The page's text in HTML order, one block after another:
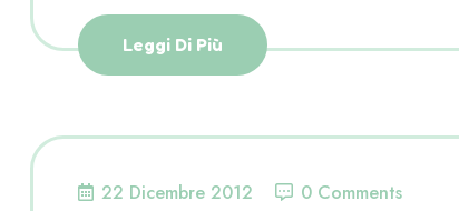
Leggi Di Più
22 Dicembre 2012 0 Comments